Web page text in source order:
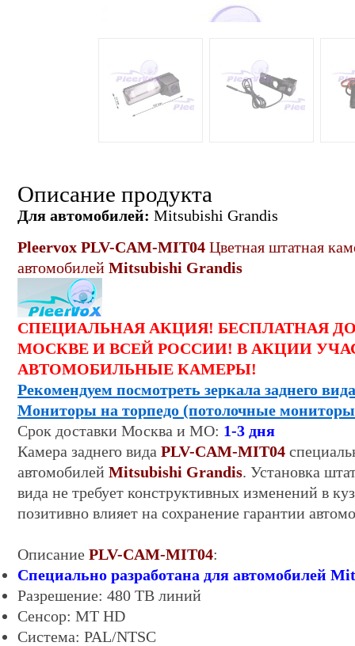
Описание продукта
Для автомобилей: Mitsubishi Grandis
Pleervox PLV-CAM-MIT04 Цветная штатная
автомобилей Mitsubishi Grandis
СПЕЦИАЛЬНАЯ АКЦИЯ! БЕСПЛАТНАЯ
МОСКВЕ И ВСЕЙ РОССИИ! В АКЦИИ
АВТОМОБИЛЬНЫЕ КАМЕРЫ!
Рекомендуем посмотреть зеркала заднего
Мониторы на торпедо (потолочные
Срок доставки Москва и МО: 1-3 дня
Камера заднего вида PLV-CAM-MIT04
автомобилей Mitsubishi Grandis. Установка
вида не требует конструктивных изменений в
позитивно влияет на сохранение гарантии
Описание PLV-CAM-MIT04:
Специально разработана для автомобилей
Разрешение: 480 ТВ линий
Сенсор: MT HD
Система: PAL/NTSC